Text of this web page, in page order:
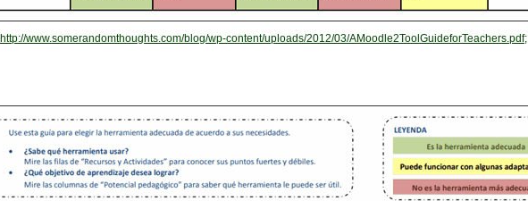
http://www.somerandomthoughts.com/blog/wp-content/uploads/2012/03/AMoodle2ToolGuideforTeachers.pdf;